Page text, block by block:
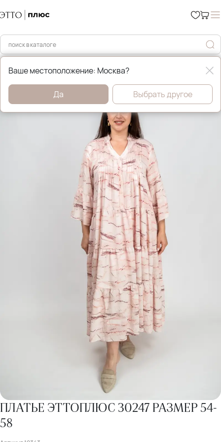
Главная Распродажа
ПЛАТЬЕ ЭТТОПЛЮС 30247 РАЗМЕР 54-
58
Ваше местоположение: Москва?
Да Выбрать другое